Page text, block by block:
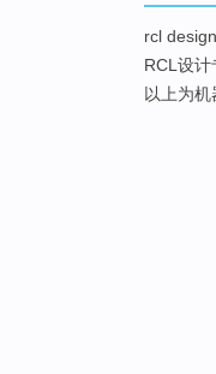
rcl
RCL设计
以上为